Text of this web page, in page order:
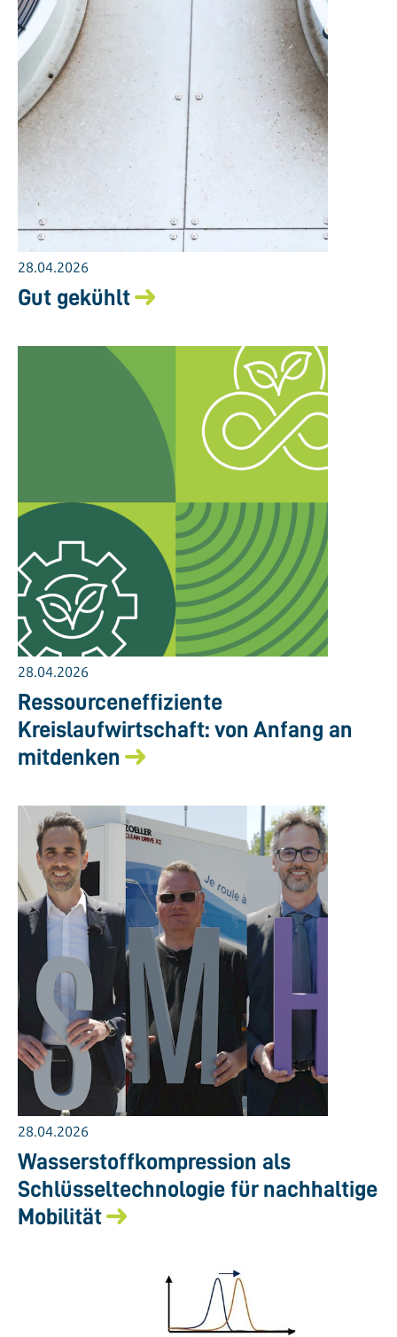
28.04.2026
Gut gekühlt
28.04.2026
Ressourceneffiziente
Kreislaufwirtschaft: von Anfang an
mitdenken
28.04.2026
Wasserstoffkompression als
Schlüsseltechnologie für nachhaltige
Mobilität